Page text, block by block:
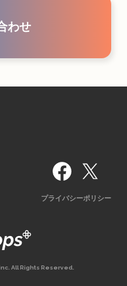
わせ
プライバシーポリシー
All Rights Reserved.